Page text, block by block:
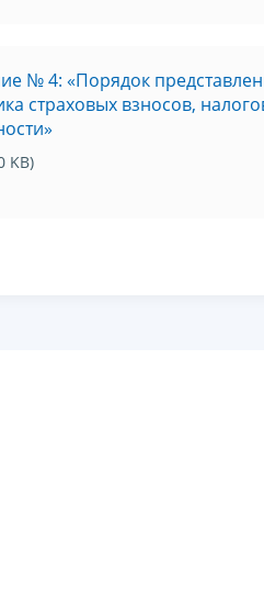
№ 4: «Порядок
страховых взносов,
KB)